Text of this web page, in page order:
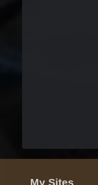
My Sites